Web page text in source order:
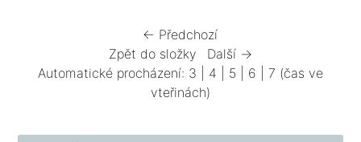
← Předchozí
Zpět do složky
Další →
Automatické procházení: 3 4 5 6 7 (čas ve
vteřinách)